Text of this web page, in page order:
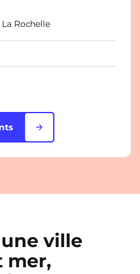
Rochelle
ville
mer,